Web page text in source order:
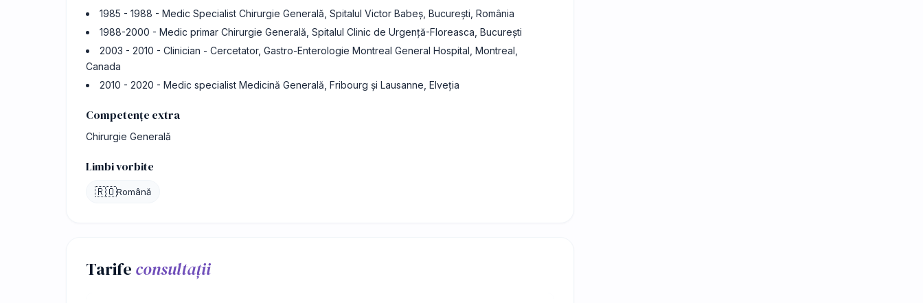
1985 - 1988 - Medic Specialist Chirurgie Generală, Spitalul Victor Babeș, București, România
1988-2000 - Medic primar Chirurgie Generală, Spitalul Clinic de Urgență-Floreasca, București
2003 - 2010 - Clinician - Cercetator, Gastro-Enterologie Montreal General Hospital, Montreal,
Canada
2010 - 2020 - Medic specialist Medicină Generală, Fribourg și Lausanne, Elveția
Competențe extra
Chirurgie Generală
Limbi vorbite
🇷🇴Română
Tarife consultații